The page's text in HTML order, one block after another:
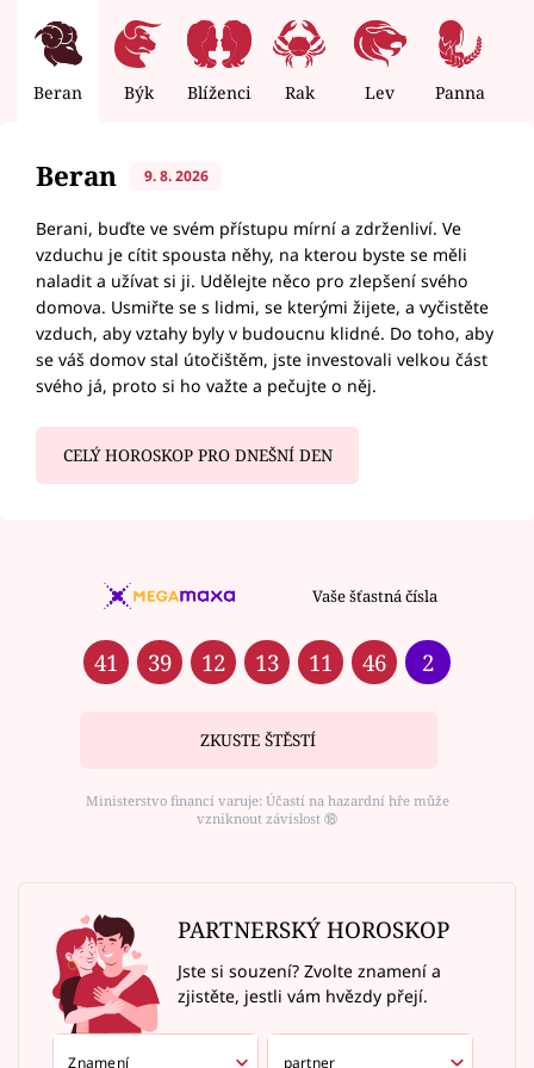
Beran Býk Blíženci Rak Lev Panna
Beran 9. 8. 2026
Berani, buďte ve svém přístupu mírní a zdrženliví. Ve
vzduchu je cítit spousta něhy, na kterou byste se měli
naladit a užívat si ji. Udělejte něco pro zlepšení svého
domova. Usmiřte se s lidmi, se kterými žijete, a vyčistěte
vzduch, aby vztahy byly v budoucnu klidné. Do toho, aby
se váš domov stal útočištěm, jste investovali velkou část
svého já, proto si ho važte a pečujte o něj.
CELÝ HOROSKOP PRO DNEŠNÍ DEN
Vaše šťastná čísla
41 39 12 13 11 46 2
ZKUSTE ŠTĚSTÍ
Ministerstvo financí varuje: Účastí na hazardní hře může
vzniknout závislost ⑱
PARTNERSKÝ HOROSKOP
Jste si souzení? Zvolte znamení a
zjistěte, jestli vám hvězdy přejí.